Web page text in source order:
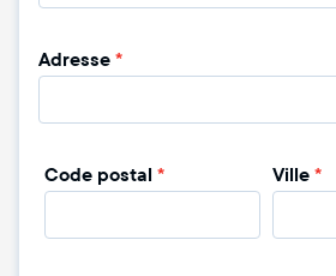
Adresse*
Code postal * Ville *